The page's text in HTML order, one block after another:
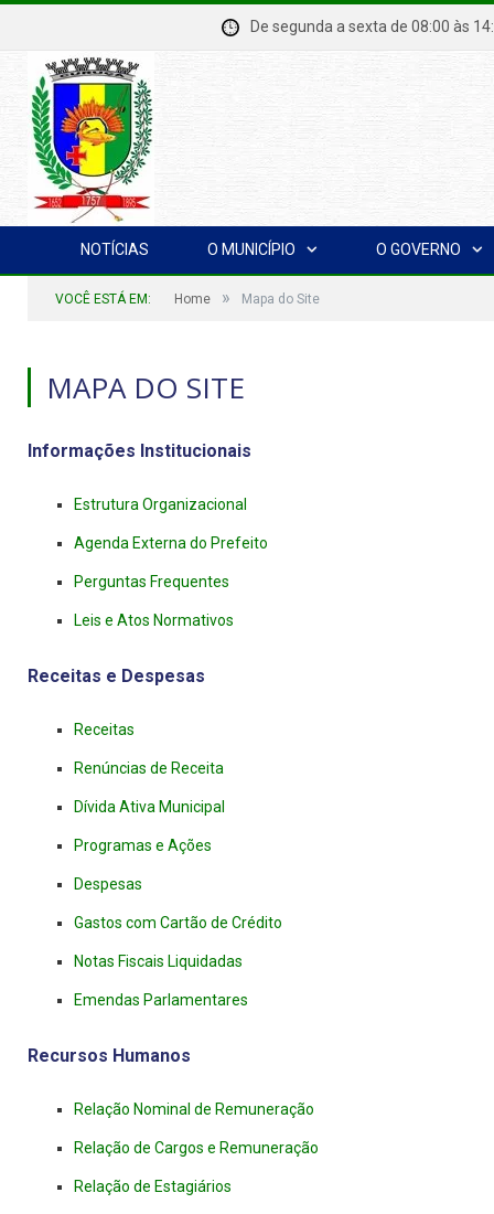
De segunda a sexta de 08:00
NOTÍCIAS O MUNICÍPIO O GOVERNO
VOCÊ ESTÁ EM: Home » Mapa do Site
MAPA DO SITE
Informações Institucionais
Estrutura Organizacional
Agenda Externa do Prefeito
Perguntas Frequentes
Leis e Atos Normativos
Receitas e Despesas
Receitas
Renúncias de Receita
Dívida Ativa Municipal
Programas e Ações
Despesas
Gastos com Cartão de Crédito
Notas Fiscais Liquidadas
Emendas Parlamentares
Recursos Humanos
Relação Nominal de Remuneração
Relação de Cargos e Remuneração
Relação de Estagiários